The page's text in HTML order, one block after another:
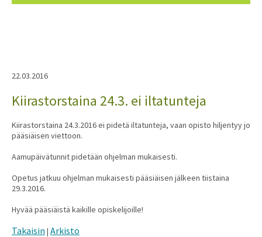
22.03.2016
Kiirastorstaina 24.3. ei iltatunteja
Kiirastorstaina 24.3.2016 ei pidetä iltatunteja, vaan opisto hiljentyy jo
pääsiäisen viettoon.
Aamupäivätunnit pidetään ohjelman mukaisesti.
Opetus jatkuu ohjelman mukaisesti pääsiäisen jälkeen tiistaina
29.3.2016.
Hyvää pääsiäistä kaikille opiskelijoille!
Takaisin | Arkisto